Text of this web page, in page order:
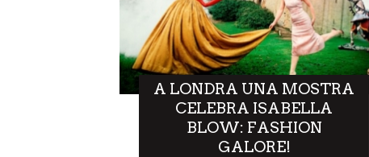
A LONDRA UNA MOSTRA
CELEBRA ISABELLA
BLOW: FASHION
GALORE!